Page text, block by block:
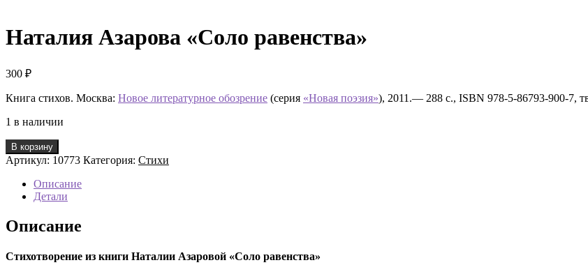
Наталия Азарова «Соло равенства»
300 ₽
Книга стихов. Москва: Новое литературное обозрение (серия «Новая поэзия»), 2011.— 288 с., ISBN 978-5-86793-900-7,
1 в наличии
Количество
товара
Наталия
Азарова
«Соло
В корзину
Артикул: 10773 Категория: Стихи
Описание
Детали
Описание
Стихотворение из книги Наталии Азаровой «Соло равенства»